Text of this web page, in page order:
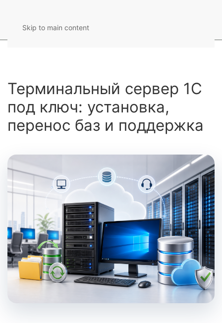
Skip to main content
Терминальный сервер 1С
под ключ: установка,
перенос баз и поддержка